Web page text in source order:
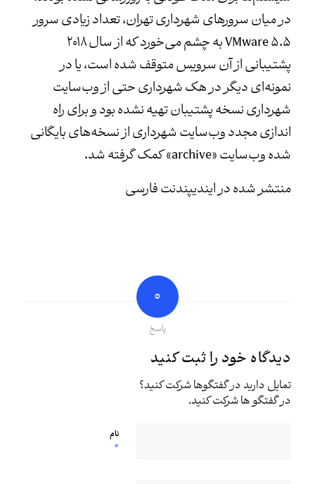
در میان سرورهای شهرداری تهران، تعداد زیادی سرور
VMware ۵.۵ به چشم می‌خورد که از سال ۲۰۱۸
پشتیبانی از آن سرویس متوقف شده‌ است، یا در
نمونه‌ای دیگر در هک شهرداری حتی از وب‌سایت
شهرداری نسخه پشتیبان تهیه نشده بود و برای راه
اندازی مجدد وب‌سایت شهرداری از نسخه‌های بایگانی
شده وب‌سایت «archive» کمک گرفته شد.
منتشر شده در ایندیپندنت فارسی
0
پاسخ
دیدگاه خود را ثبت کنید
تمایل دارید در گفتگوها شرکت کنید؟
در گفتگو ها شرکت کنید.
نام
*